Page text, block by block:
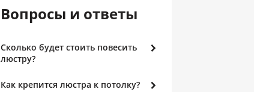
Вопросы и ответы
Сколько будет стоить повесить
люстру?
Как крепится люстра к потолку?